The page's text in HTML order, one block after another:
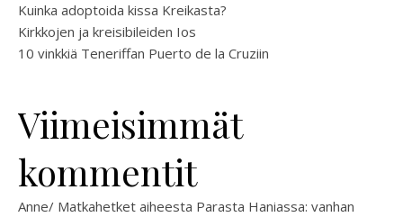
Kuinka adoptoida kissa Kreikasta?
Kirkkojen ja kreisibileiden Ios
10 vinkkiä Teneriffan Puerto de la Cruziin
Viimeisimmät
kommentit
Anne/ Matkahetket aiheesta Parasta Haniassa: vanhan